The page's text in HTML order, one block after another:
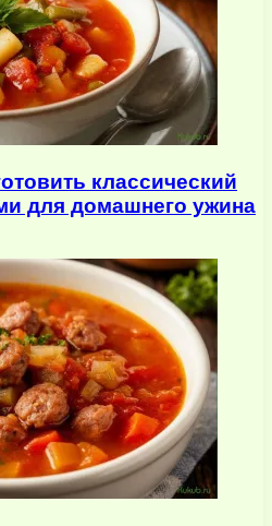
классический
для домашнего ужина